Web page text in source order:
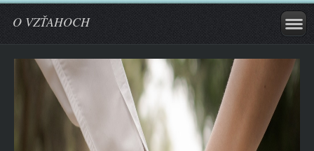
O VZŤAHOCH